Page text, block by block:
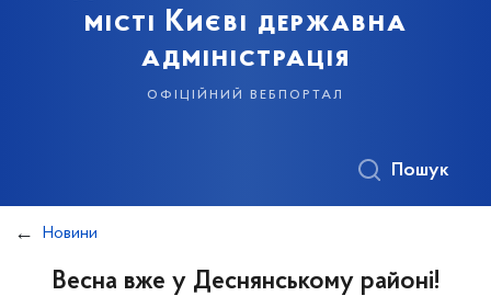
місті Києві державна
адміністрація
офіційний вебпортал
Пошук
Новини
Весна вже у Деснянському районі!